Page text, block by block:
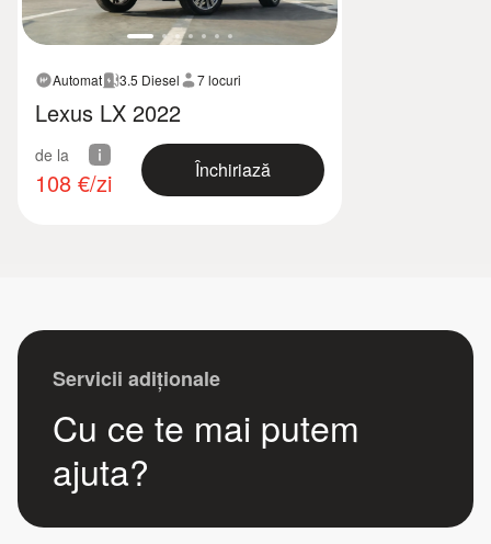
Automat 3.5 Diesel 7 locuri
Lexus LX 2022
de la
108 €/zi Închiriază
Servicii adiționale
Cu ce te mai putem
ajuta?